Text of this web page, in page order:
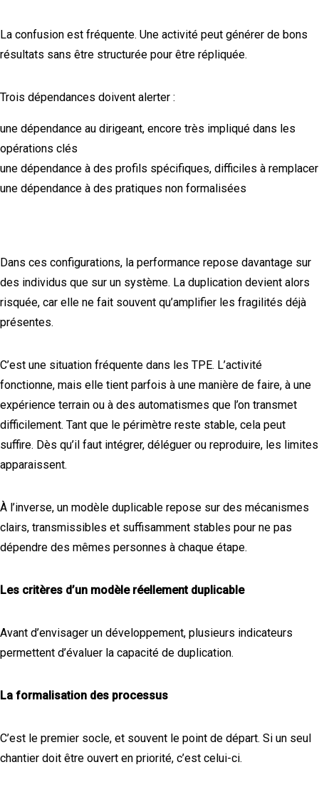
La confusion est fréquente. Une activité peut générer de bons
résultats sans être structurée pour être répliquée.
Trois dépendances doivent alerter :
une dépendance au dirigeant, encore très impliqué dans les
opérations clés
une dépendance à des profils spécifiques, difficiles à remplacer
une dépendance à des pratiques non formalisées
Dans ces configurations, la performance repose davantage sur
des individus que sur un système. La duplication devient alors
risquée, car elle ne fait souvent qu’amplifier les fragilités déjà
présentes.
C’est une situation fréquente dans les TPE. L’activité
fonctionne, mais elle tient parfois à une manière de faire, à une
expérience terrain ou à des automatismes que l’on transmet
difficilement. Tant que le périmètre reste stable, cela peut
suffire. Dès qu’il faut intégrer, déléguer ou reproduire, les limites
apparaissent.
À l’inverse, un modèle duplicable repose sur des mécanismes
clairs, transmissibles et suffisamment stables pour ne pas
dépendre des mêmes personnes à chaque étape.
Les critères d’un modèle réellement duplicable
Avant d’envisager un développement, plusieurs indicateurs
permettent d’évaluer la capacité de duplication.
La formalisation des processus
C’est le premier socle, et souvent le point de départ. Si un seul
chantier doit être ouvert en priorité, c’est celui-ci.